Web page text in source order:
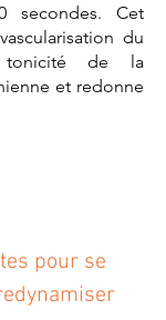
secondes. Cet
du
de la
et redonne
pour se